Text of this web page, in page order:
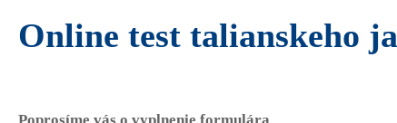
Online test talianskeho